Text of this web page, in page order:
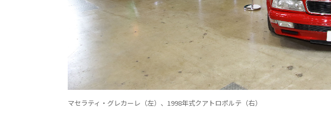
マセラティ・グレカーレ（左）、1998年式クアトロポルテ（右）